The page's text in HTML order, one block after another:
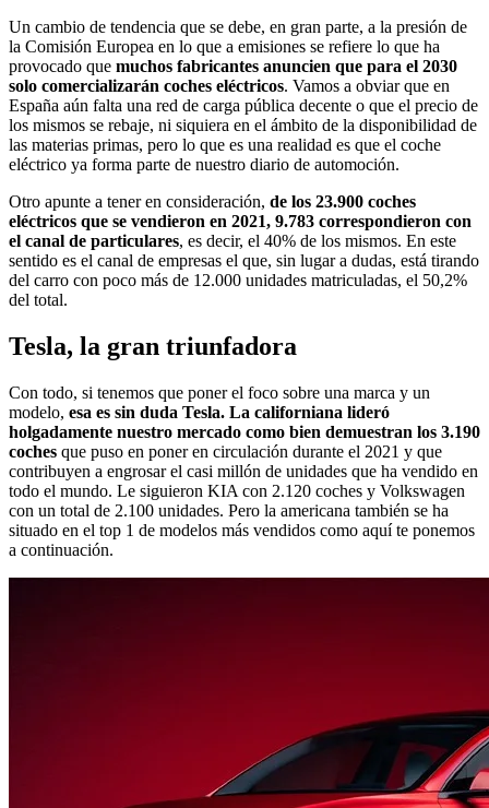
Un cambio de tendencia que se debe, en gran parte, a la presión de
la Comisión Europea en lo que a emisiones se refiere lo que ha
provocado que muchos fabricantes anuncien que para el 2030
solo comercializarán coches eléctricos. Vamos a obviar que en
España aún falta una red de carga pública decente o que el precio de
los mismos se rebaje, ni siquiera en el ámbito de la disponibilidad de
las materias primas, pero lo que es una realidad es que el coche
eléctrico ya forma parte de nuestro diario de automoción.
Otro apunte a tener en consideración, de los 23.900 coches
eléctricos que se vendieron en 2021, 9.783 correspondieron con
el canal de particulares, es decir, el 40% de los mismos. En este
sentido es el canal de empresas el que, sin lugar a dudas, está tirando
del carro con poco más de 12.000 unidades matriculadas, el 50,2%
del total.
Tesla, la gran triunfadora
Con todo, si tenemos que poner el foco sobre una marca y un
modelo, esa es sin duda Tesla. La californiana lideró
holgadamente nuestro mercado como bien demuestran los 3.190
coches que puso en poner en circulación durante el 2021 y que
contribuyen a engrosar el casi millón de unidades que ha vendido en
todo el mundo. Le siguieron KIA con 2.120 coches y Volkswagen
con un total de 2.100 unidades. Pero la americana también se ha
situado en el top 1 de modelos más vendidos como aquí te ponemos
a continuación.